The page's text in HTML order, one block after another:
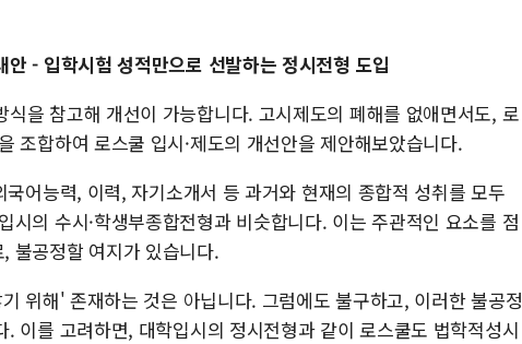
- 입학시험 성적만으로 선발하는 정시전형 도입
을 참고해 개선이 가능합니다. 고시제도의 폐해를 없애면서도, 로
조합하여 로스쿨 입시·제도의 개선안을 제안해보았습니다.
어능력, 이력, 자기소개서 등 과거와 현재의 종합적 성취를 모두
시의 수시·학생부종합전형과 비슷합니다. 이는 주관적인 요소를 점
불공정할 여지가 있습니다.
위해' 존재하는 것은 아닙니다. 그럼에도 불구하고, 이러한 불공정
이를 고려하면, 대학입시의 정시전형과 같이 로스쿨도 법학적성시